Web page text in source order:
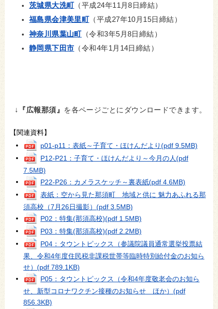
茨城県大洗町 （平成24年11月8日締結）
福島県会津美里町 （平成27年10月15日締結）
神奈川県葉山町 （令和3年5月8日締結）
静岡県下田市 （令和4年1月14日締結）
↓ 『広報那須』 を各ページごとにダウンロードできます。
【関連資料】
p01-p11：表紙～子育て・ほけんだより(pdf 9.5MB)
P12-P21：子育て・ほけんだより～今月の人(pdf
7.5MB)
P22-P26：カメラスケッチ～裏表紙(pdf 4.6MB)
表紙：空から見た那須町 地域と供に 魅力あふれる那
須高校（7月26日撮影） (pdf 3.5MB)
P02：特集(那須高校)(pdf 1.5MB)
P03：特集(那須高校)(pdf 2.2MB)
P04：タウントピックス（参議院議員通常選挙投票結
果、令和4年度住民税非課税世帯等臨時特別給付金のお知ら
せ） (pdf 789.1KB)
P05：タウントピックス（令和4年度敬老会のお知ら
せ、新型コロナワクチン接種のお知らせ ほか） (pdf
856.3KB)